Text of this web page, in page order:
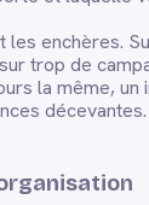
enchères.
trop de
la même, un
décevantes.